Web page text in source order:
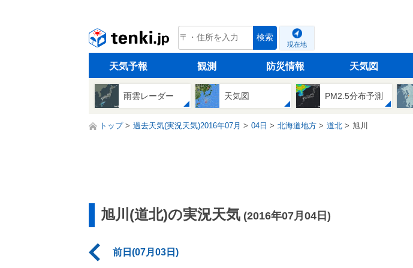
tenki.jp 検索
現在地
天気予報 観測 防災情報 天気図
雨雲レーダー 天気図 PM2.5分布予測
トップ 過去天気(実況天気)2016年07月 04日 北海道地方 道北 旭川
旭川(道北)の実況天気 (2016年07月04日)
前日(07月03日)